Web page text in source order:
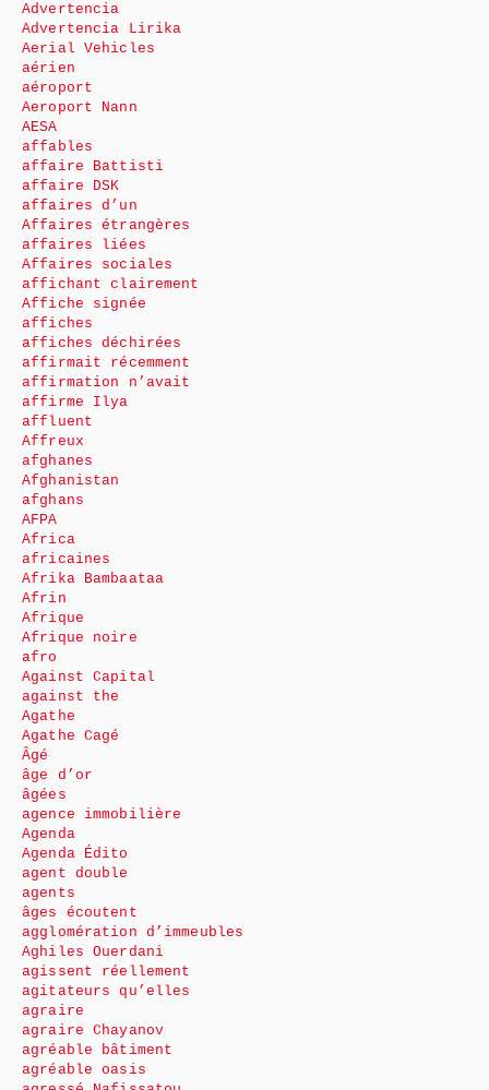
Advertencia
Advertencia Lirika
Aerial Vehicles
aérien
aéroport
Aeroport Nann
AESA
affables
affaire Battisti
affaire DSK
affaires d’un
Affaires étrangères
affaires liées
Affaires sociales
affichant clairement
Affiche signée
affiches
affiches déchirées
affirmait récemment
affirmation n’avait
affirme Ilya
affluent
Affreux
afghanes
Afghanistan
afghans
AFPA
Africa
africaines
Afrika Bambaataa
Afrin
Afrique
Afrique noire
afro
Against Capital
against the
Agathe
Agathe Cagé
Âgé
âge d’or
âgées
agence immobilière
Agenda
Agenda Édito
agent double
agents
âges écoutent
agglomération d’immeubles
Aghiles Ouerdani
agissent réellement
agitateurs qu’elles
agraire
agraire Chayanov
agréable bâtiment
agréable oasis